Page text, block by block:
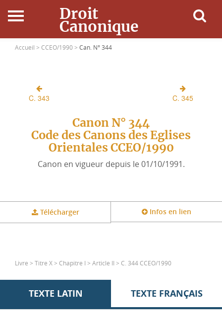
Droit
Canonique
Accueil
Ressources
Connexion
Accueil > CCEO/1990 > Can. N° 344
C. 343 C. 345
Canon N° 344
Code des Canons des Eglises
Orientales CCEO/1990
Canon en vigueur depuis le 01/10/1991.
Télécharger Infos en lien
Livre > Titre X > Chapitre I > Article II > C. 344 CCEO/1990
TEXTE LATIN TEXTE FRANÇAIS